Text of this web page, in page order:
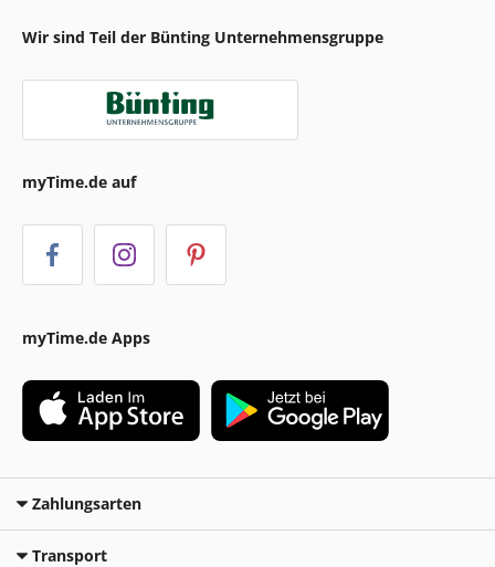
Wir sind Teil der Bünting Unternehmensgruppe
myTime.de auf
myTime.de Apps
Zahlungsarten
Transport